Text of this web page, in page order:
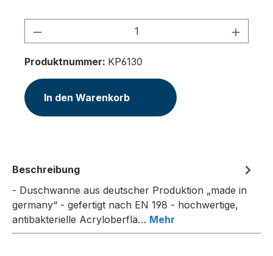
Produkt Anzahl: Gib den
Produktnummer: KP6130
In den Warenkorb
Beschreibung
- Duschwanne aus deutscher Produktion „made in
germany“ - gefertigt nach EN 198 - hochwertige,
antibakterielle Acryloberflä… Mehr